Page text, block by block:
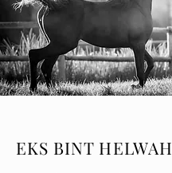
EKS BINT HELWAH